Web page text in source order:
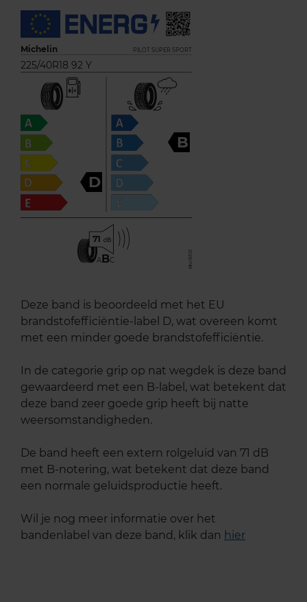
Michelin PILOT SUPER SPORT
225/40R18 92 Y
D
B
71
ABC
Deze band is beoordeeld met het EU
brandstofefficiëntie-label D, wat overeen komt
met een minder goede brandstofefficiëntie.
In de categorie grip op nat wegdek is deze band
gewaardeerd met een B-label, wat betekent dat
deze band zeer goede grip heeft bij natte
weersomstandigheden.
De band heeft een extern rolgeluid van 71 dB
met B-notering, wat betekent dat deze band
een normale geluidsproductie heeft.
Wil je nog meer informatie over het
bandenlabel van deze band, klik dan hier